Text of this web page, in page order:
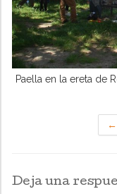
Paella en la ereta de
←
Deja una